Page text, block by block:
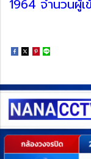
1964 จำนวนผู้เ